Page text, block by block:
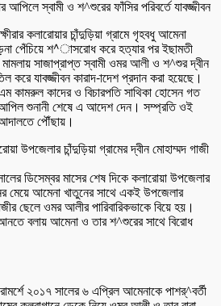
কলারোয়ার চাঁন্দুড়িয়া গ্রামে গৃহবধু আমেনা
পেঁচিয়ে শ^াসরোধ করে হত্যার পর ইছামতী
মামলায় সাজাপ্রাপ্ত স্বামী ওমর আলী ও শ^শুর দ্বীন
করে যাবজ্জীবন কারাদ-াদেশ প্রদান করা হয়েছে।
কামরুল কাদের ও বিচারপতি সাথিকা হোসেন গত
আপিল শুনানী শেষে এ আদেশ দেন। সম্প্রতি ওই
পৌঁছায়।
উপজেলার চাঁন্দুড়িয়া গ্রামের দ্বীন মোহাম্মদ গাজী
ডিসেম্বর মাসের শেষ দিকে কলারোয়া উপজেলার
মেয়ে আমেনা খাতুনের সাথে একই উপজেলার
ছেলে ওমর আলীর পারিবারিকভাকে বিয়ে হয়।
আনতে বলায় আমেনা ও তার শ^শুরের সাথে বিরোধ
২০১৭ সালের ৬ এপ্রিল আমেনাকে পাশর্^বর্তী